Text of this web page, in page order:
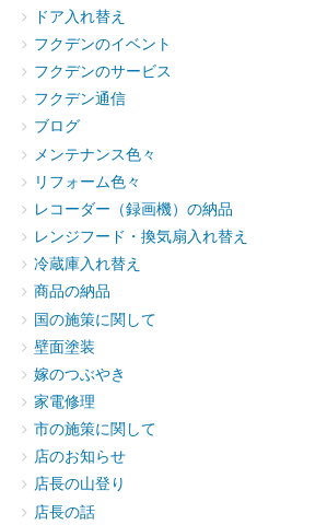
ドア入れ替え
フクデンのイベント
フクデンのサービス
フクデン通信
ブログ
メンテナンス色々
リフォーム色々
レコーダー（録画機）の納品
レンジフード・換気扇入れ替え
冷蔵庫入れ替え
商品の納品
国の施策に関して
壁面塗装
嫁のつぶやき
家電修理
市の施策に関して
店のお知らせ
店長の山登り
店長の話